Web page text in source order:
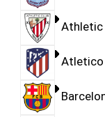
Athletic
Atletico